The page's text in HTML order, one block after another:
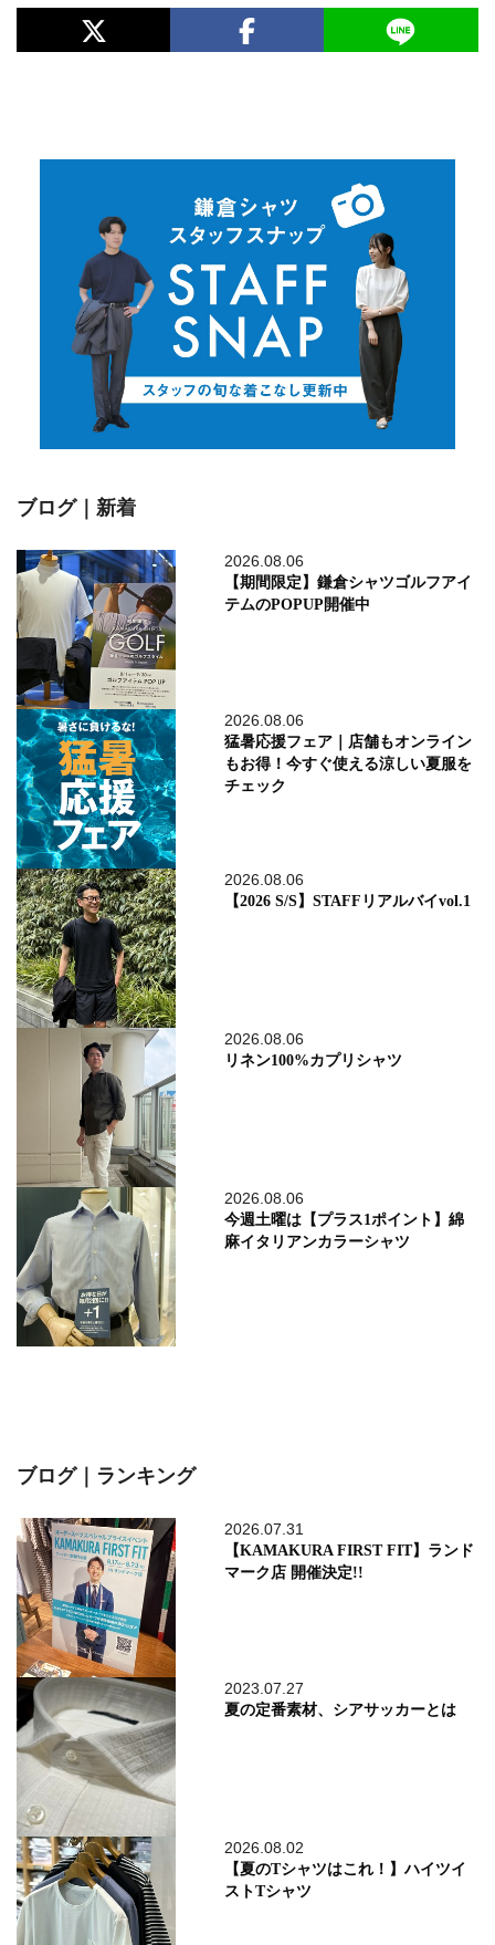
ブログ｜新着
2026.08.06
【期間限定】鎌倉シャツゴルフアイ
テムのPOPUP開催中
2026.08.06
猛暑応援フェア｜店舗もオンライン
もお得！今すぐ使える涼しい夏服を
チェック
2026.08.06
【2026 S/S】STAFFリアルバイvol.1
2026.08.06
リネン100%カプリシャツ
2026.08.06
今週土曜は【プラス1ポイント】綿
麻イタリアンカラーシャツ
ブログ｜ランキング
2026.07.31
【KAMAKURA FIRST FIT】ランド
マーク店 開催決定!!
2023.07.27
夏の定番素材、シアサッカーとは
2026.08.02
【夏のTシャツはこれ！】ハイツイ
ストTシャツ